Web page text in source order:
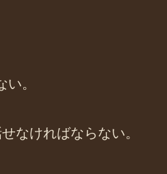
。
なければならない。